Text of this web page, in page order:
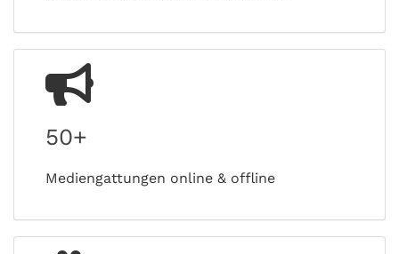
50+
Mediengattungen online & offline